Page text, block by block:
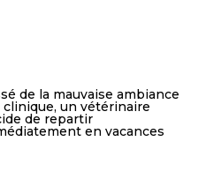
de la mauvaise ambiance
clinique, un vétérinaire
de repartir
en vacances